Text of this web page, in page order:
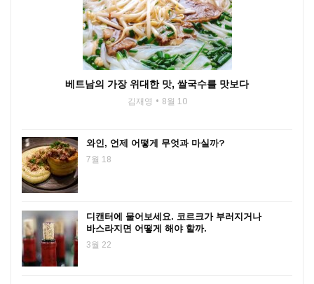
베트남의 가장 위대한 맛, 쌀국수를 맛보다
김재영 8월 10
와인, 언제 어떻게 무엇과 마실까?
7월 18
디캔터에 물어보세요. 코르크가 부러지거나
바스라지면 어떻게 해야 할까.
3월 22